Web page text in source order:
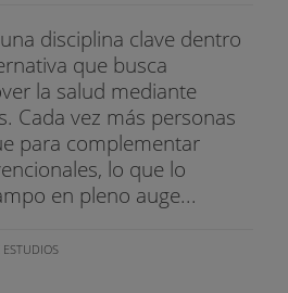
disciplina clave dentro
que busca
la salud mediante
Cada vez más personas
para complementar
lo que lo
en pleno auge...